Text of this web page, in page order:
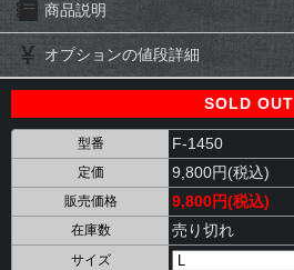
商品説明
オプションの値段詳細
SOLD OUT
型番 F-1450
定価 9,800円(税込)
販売価格 9,800円(税込)
在庫数 売り切れ
サイズ